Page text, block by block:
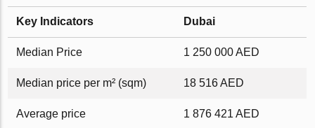
Key Indicators Dubai
Median Price 1 250 000 AED
Median price per m² (sqm) 18 516 AED
Average price 1 876 421 AED